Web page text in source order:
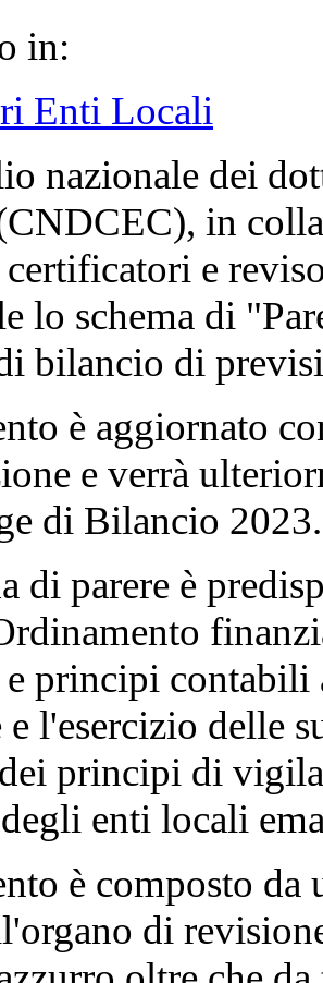
in:
Enti Locali
nazionale dei
in
certificatori e
lo schema di
bilancio di
è aggiornato
e verrà
di Bilancio 2023.
di parere è
principi
e l'esercizio delle
principi di
enti locali
è composto da
di